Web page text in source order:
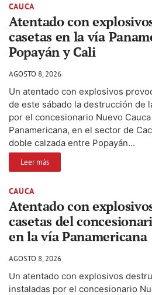
CAUCA
Atentado con
casetas en la vía
Popayán y Cali
AGOSTO 8, 2026
Un atentado con explosivos
de este sábado la destrucción de
por el concesionario Nuevo
Panamericana, en el sector de
doble calzada entre Popayán...
Leer más
CAUCA
Atentado con
casetas del
en la vía Panamericana
AGOSTO 8, 2026
Un atentado con explosivos
instaladas por el concesionario